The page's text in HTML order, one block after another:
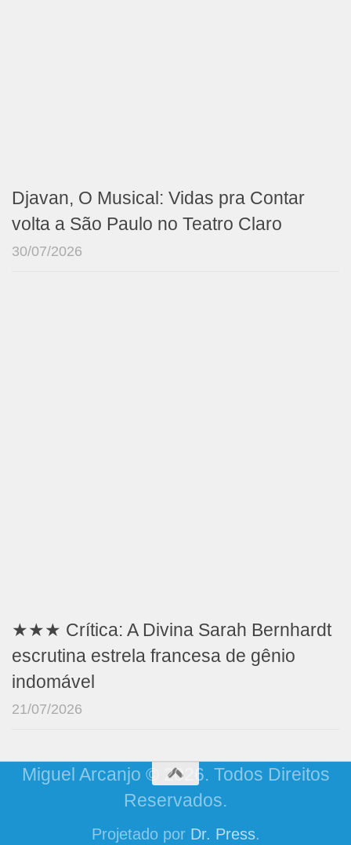
Djavan, O Musical: Vidas pra Contar
volta a São Paulo no Teatro Claro
30/07/2026
★★★ Crítica: A Divina Sarah Bernhardt
escrutina estrela francesa de gênio
indomável
21/07/2026
Miguel Arcanjo © 2026. Todos Direitos
Reservados.
Projetado por Dr. Press.